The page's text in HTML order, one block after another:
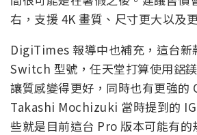
右，支援 4K 畫質、尺寸更大以及
DigiTimes 報導中也補充，這台
Switch 型號，任天堂打算使用鋁
讓質感變得更好，同時也有更強的
Takashi Mochizuki 當時提到的
些就是目前這台 Pro 版本可能有的